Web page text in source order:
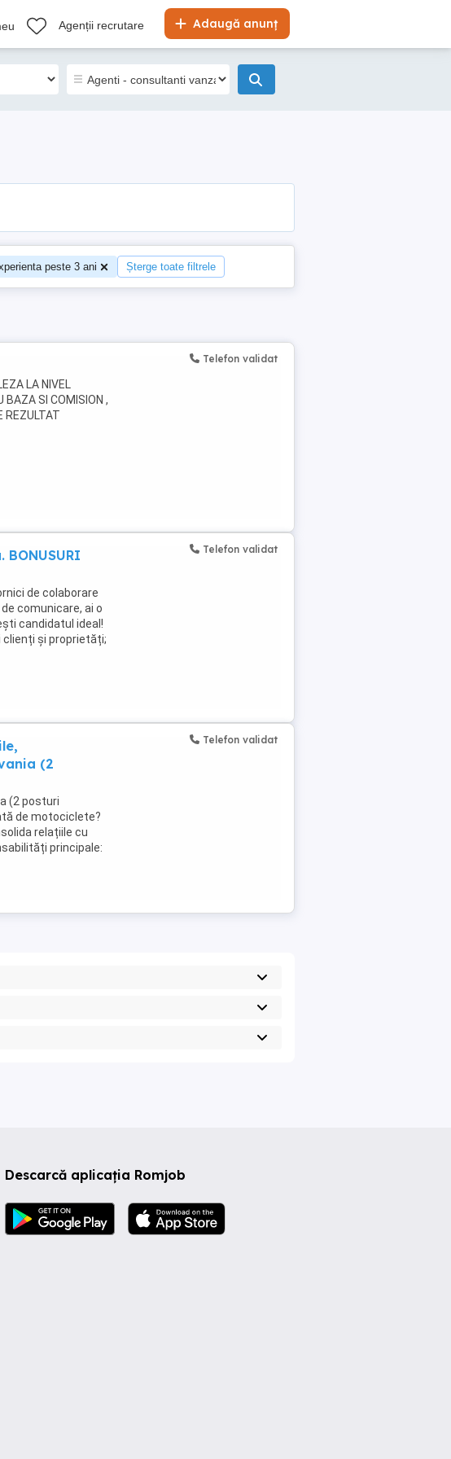
Adaugă anunț
Agenții recrutare
peste 3 ani Șterge toate filtrele
LA NIVEL
BAZA SI COMISION ,
REZULTAT
Telefon validat
de colaborare
comunicare, ai o
candidatul ideal!
clienți și proprietăți;
Telefon validat
(2
(2 posturi
de motociclete?
relațiile cu
principale:
Telefon validat
Descarcă aplicația Romjob